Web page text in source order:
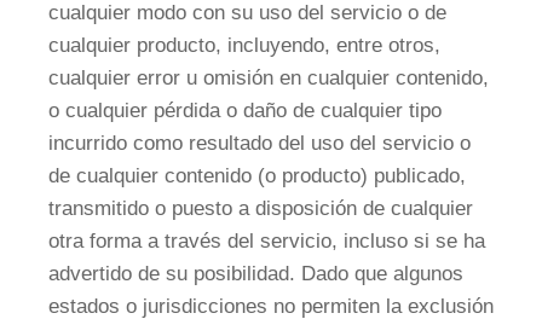
cualquier modo con su uso del servicio o de
cualquier producto, incluyendo, entre otros,
cualquier error u omisión en cualquier contenido,
o cualquier pérdida o daño de cualquier tipo
incurrido como resultado del uso del servicio o
de cualquier contenido (o producto) publicado,
transmitido o puesto a disposición de cualquier
otra forma a través del servicio, incluso si se ha
advertido de su posibilidad. Dado que algunos
estados o jurisdicciones no permiten la exclusión